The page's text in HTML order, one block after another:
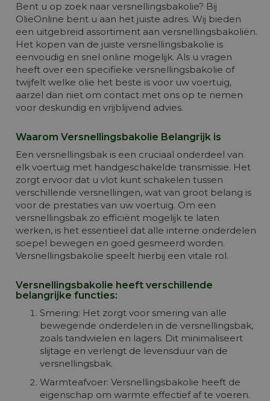
Bent u op zoek naar versnellingsbakolie? Bij
OlieOnline bent u aan het juiste adres. Wij bieden
een uitgebreid assortiment aan versnellingsbakoliën.
Het kopen van de juiste versnellingsbakolie is
eenvoudig en snel online mogelijk. Als u vragen
heeft over een specifieke versnellingsbakolie of
twijfelt welke olie het beste is voor uw voertuig,
aarzel dan niet om contact met ons op te nemen
voor deskundig en vrijblijvend advies.
Waarom Versnellingsbakolie Belangrijk is
Een versnellingsbak is een cruciaal onderdeel van
elk voertuig met handgeschakelde transmissie. Het
zorgt ervoor dat u vlot kunt schakelen tussen
verschillende versnellingen, wat van groot belang is
voor de prestaties van uw voertuig. Om een
versnellingsbak zo efficiënt mogelijk te laten
werken, is het essentieel dat alle interne onderdelen
soepel bewegen en goed gesmeerd worden.
Versnellingsbakolie speelt hierbij een vitale rol.
Versnellingsbakolie heeft verschillende
belangrijke functies:
Smering: Het zorgt voor smering van alle
bewegende onderdelen in de versnellingsbak,
zoals tandwielen en lagers. Dit minimaliseert
slijtage en verlengt de levensduur van de
versnellingsbak.
Warmteafvoer: Versnellingsbakolie heeft de
eigenschap om warmte effectief af te voeren.